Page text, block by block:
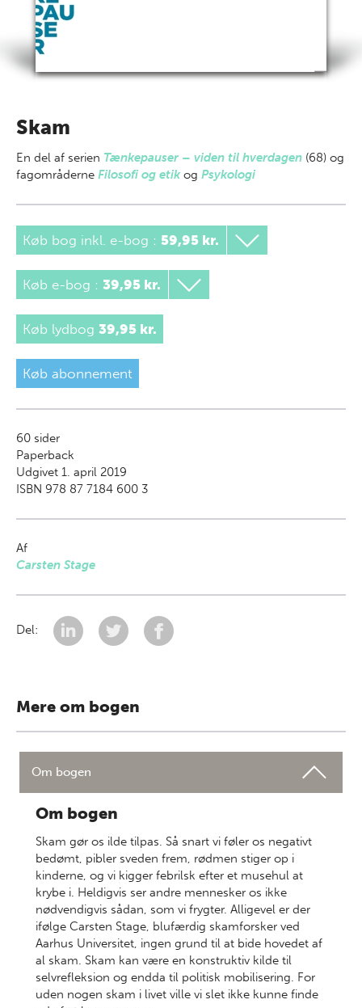
Skam
En del af serien Tænkepauser – viden til hverdagen (68) og
fagområderne Filosofi og etikog Psykologi
Køb bog inkl. e-bog : 59,95 kr.
Køb e-bog : 39,95 kr.
Køb lydbog 39,95 kr.
Køb abonnement
60 sider
Paperback
Udgivet 1. april 2019
ISBN 978 87 7184 600 3
Af
Carsten Stage
Del:
Mere om bogen
Om bogen
Om bogen
Skam gør os ilde tilpas. Så snart vi føler os negativt
bedømt, pibler sveden frem, rødmen stiger op i
kinderne, og vi kigger febrilsk efter et musehul at
krybe i. Heldigvis ser andre mennesker os ikke
nødvendigvis sådan, som vi frygter. Alligevel er der
ifølge Carsten Stage, blufærdig skamforsker ved
Aarhus Universitet, ingen grund til at bide hovedet af
al skam. Skam kan være en konstruktiv kilde til
selvrefleksion og endda til politisk mobilisering. For
uden nogen skam i livet ville vi slet ikke kunne finde